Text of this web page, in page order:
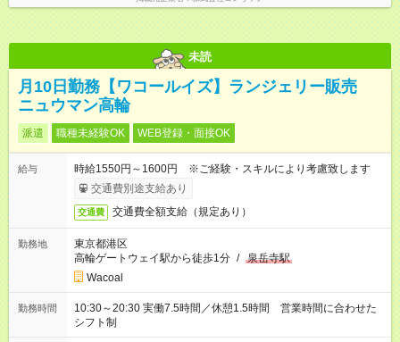
代 8,552円／月 みなし残業時間 5.5時間／月
未読
月10日勤務【ワコールイズ】ランジェリー販売
ニュウマン高輪
派遣 職種未経験OK WEB登録・面接OK
給与
時給1550円～1600円 ※ご経験・スキルにより考慮致します
交通費別途支給あり
交通費 交通費全額支給（規定あり）
勤務地
東京都港区
高輪ゲートウェイ駅から徒歩1分 / 泉岳寺駅
Wacoal
勤務時間
10:30～20:30 実働7.5時間／休憩1.5時間 営業時間に合わせた
シフト制